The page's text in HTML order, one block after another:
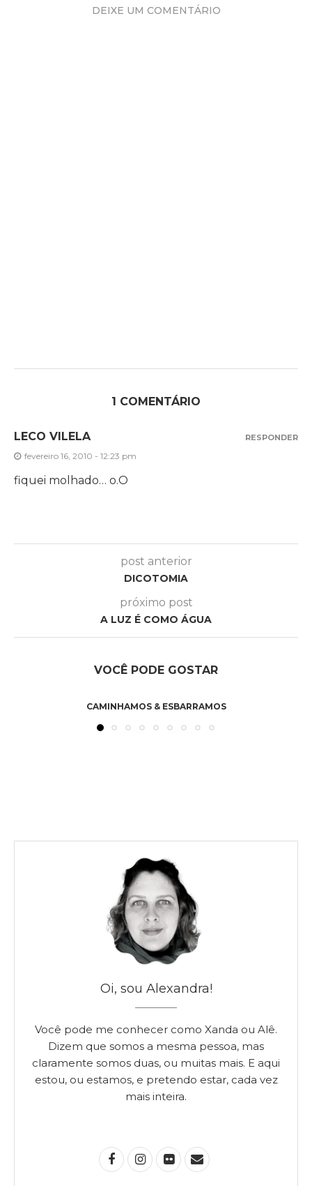
DEIXE UM COMENTÁRIO
1 COMENTÁRIO
LECO VILELA
fevereiro 16, 2010 - 12:23 pm
fiquei molhado… o.O
RESPONDER
post anterior
DICOTOMIA
próximo post
A LUZ É COMO ÁGUA
VOCÊ PODE GOSTAR
CAMINHAMOS & ESBARRAMOS
Oi, sou Alexandra!
Você pode me conhecer como Xanda ou Alê.
Dizem que somos a mesma pessoa, mas
claramente somos duas, ou muitas mais. E aqui
estou, ou estamos, e pretendo estar, cada vez
mais inteira.